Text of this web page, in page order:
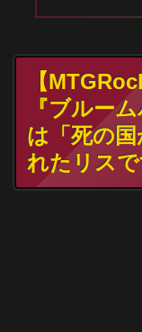
【
『ブルー
は「死の
れたリスで